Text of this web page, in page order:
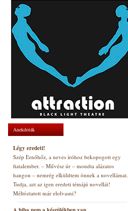
Anekdoták
Légy eredeti!
Szép Ernőhőz, a neves íróhoz bekopogott egy
fiatalember. – Művész úr – mondta alázatos
hangon – nemrég elküldtem önnek a novellámat.
Tudja, azt az igen eredeti témájú novellát!
Méltóztatott már elolvasni?